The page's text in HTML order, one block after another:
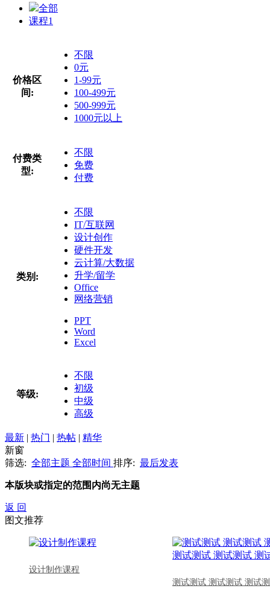
全部
课程1
价格区
间:
不限
0元
1-99元
100-499元
500-999元
1000元以上
付费类
型:
不限
免费
付费
类别:
不限
IT/互联网
设计创作
硬件开发
云计算/大数据
升学/留学
Office
网络营销
PPT
Word
Excel
等级:
不限
初级
中级
高级
最新 | 热门 | 热帖 | 精华
新窗
筛选: 全部主题 全部时间 排序: 最后发表
本版块或指定的范围内尚无主题
返 回
图文推荐
设计制作课程
测试测试 测试测试 测试